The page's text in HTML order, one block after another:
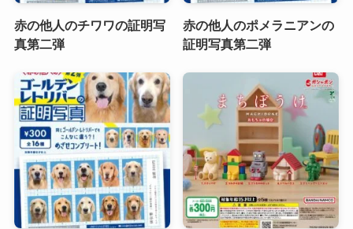
赤の他人のチワワの証明写
真第二弾
赤の他人のポメラニアンの
証明写真第二弾